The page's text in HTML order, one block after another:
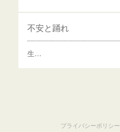
不安と踊れ
生…
プライバシーポリシー